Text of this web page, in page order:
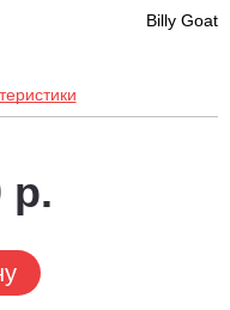
Billy Goat
р.